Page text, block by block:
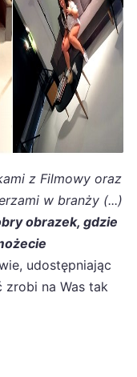
z Filmowy oraz
w branży (...)
obrazek, gdzie
udostępniając
zrobi na Was tak